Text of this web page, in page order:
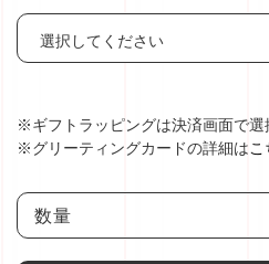
須)
※ギフトラッピングは決済画面で選
※グリーティングカードの詳細はこ